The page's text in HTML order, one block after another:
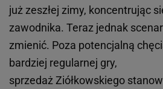
już zeszłej zimy, koncentrując
zawodnika. Teraz jednak
zmienić. Poza potencjalną
bardziej regularnej gry,
sprzedaż Ziółkowskiego